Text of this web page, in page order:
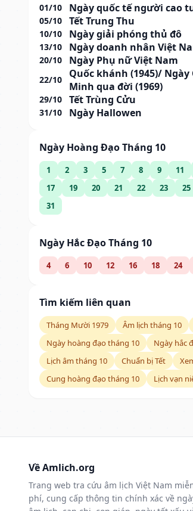
01/10 Ngày quốc tế người cao
05/10 Tết Trung Thu
10/10 Ngày giải phóng thủ đô
13/10 Ngày doanh nhân Việt
20/10 Ngày Phụ nữ Việt Nam
22/10
Quốc khánh (1945)/
Minh qua đời (1969)
29/10 Tết Trùng Cửu
31/10 Ngày Hallowen
Ngày Hoàng Đạo Tháng 10
1 2 3 5 7 8 9 11
17
19 20 21 22 23 25
31
Ngày Hắc Đạo Tháng 10
4 6 10 12 16 18 24
Tìm kiếm liên quan
Tháng Mười 1979 Âm lịch tháng 10
Ngày hoàng đạo tháng 10
Ngày hắc
Lịch âm tháng 10
Chuẩn bị Tết
Cung hoàng đạo tháng 10
Lịch vạn
Về Amlich.org
Trang web tra cứu âm lịch Việt Nam
phí, cung cấp thông tin chính xác về